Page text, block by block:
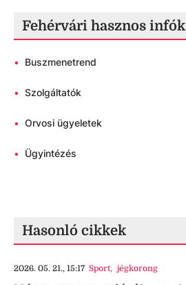
Fehérvári hasznos infók
• Buszmenetrend
• Szolgáltatók
• Orvosi ügyeletek
• Ügyintézés
Hasonló cikkek
2026. 05. 21., 15:17 Sport, jégkorong